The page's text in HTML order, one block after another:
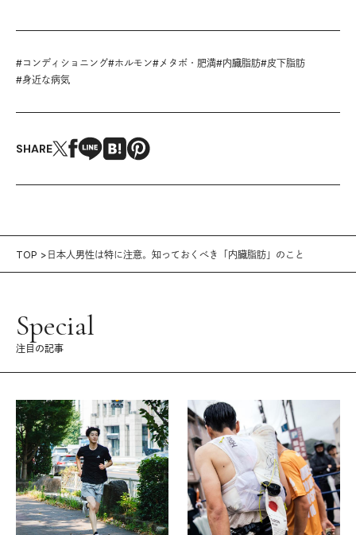
#コンディショニング#ホルモン#メタボ・肥満#内臓脂肪#皮下脂肪
#身近な病気
SHARE
TOP 日本人男性は特に注意。知っておくべき「内臓脂肪」のこと
Special
注目の記事